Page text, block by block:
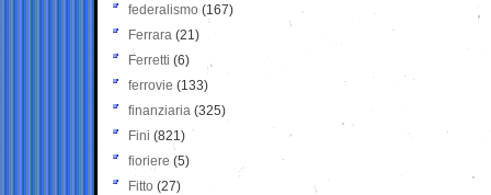
federalismo (167)
Ferrara (21)
Ferretti (6)
ferrovie (133)
finanziaria (325)
Fini (821)
fioriere (5)
Fitto (27)